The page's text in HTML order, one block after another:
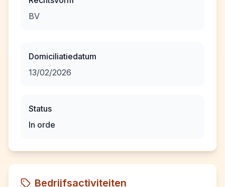
BV
Domiciliatiedatum
13/02/2026
Status
In orde
Bedrijfsactiviteiten